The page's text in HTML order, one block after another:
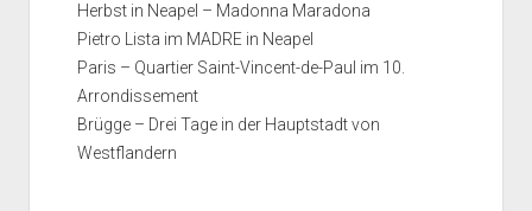
Herbst in Neapel – Madonna Maradona
Pietro Lista im MADRE in Neapel
Paris – Quartier Saint-Vincent-de-Paul im 10.
Arrondissement
Brügge – Drei Tage in der Hauptstadt von
Westflandern